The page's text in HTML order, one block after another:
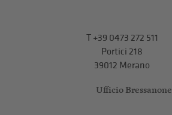
T+39 0473 272 511
Portici 218
39012 Merano
Ufficio Bressanone